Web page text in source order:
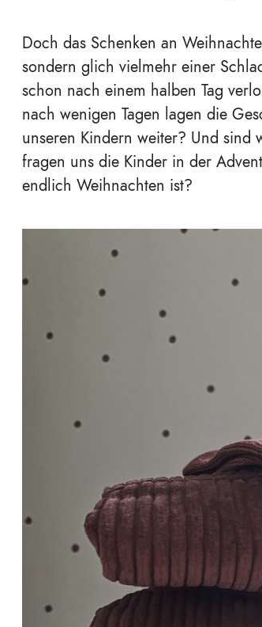
Doch das Schenken an
sondern glich vielmehr einer
schon nach einem halben Tag
nach wenigen Tagen lagen die
unseren Kindern weiter? Und
fragen uns die Kinder in der
endlich Weihnachten ist?